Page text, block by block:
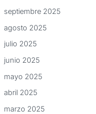
septiembre 2025
agosto 2025
julio 2025
junio 2025
mayo 2025
abril 2025
marzo 2025